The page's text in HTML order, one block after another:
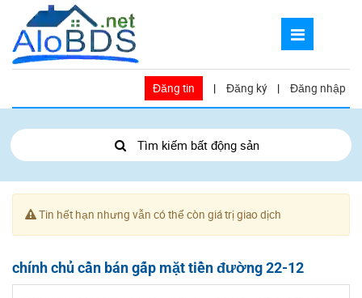
Đăng tin | Đăng ký | Đăng nhập
Tìm kiếm bất động sản
Tin hết hạn nhưng vẫn có thể còn giá trị giao dịch
chính chủ cần bán gấp mặt tiền đường 22-12